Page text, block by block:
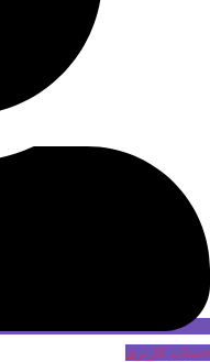
حساب کاربری